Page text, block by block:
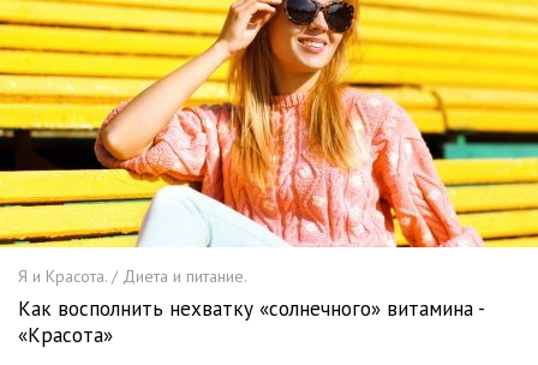
Я и Красота. / Диета и питание.
Как восполнить нехватку «солнечного» витамина -
«Красота»